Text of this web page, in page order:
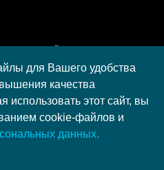
XIII Конкурса социальных и
"ЛУКОЙЛ" на территории
области в 2020 году
персональных данных
S-Media group
политической газеты
для Вашего удобства
качества
этот сайт, вы
cookie-файлов и
данных.